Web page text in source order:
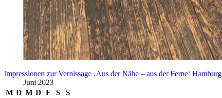
Impressionen zur Vernissage ‚Aus der Nähe – aus der Ferne‘ Hamburg
Juni 2023
M D M D F S
S